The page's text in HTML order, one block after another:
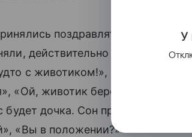
поздравлять Рудковскую
действительно ли она
с животиком!», «Яночка, вас
«Ой, животик беременный вы
будет дочка. Сон приснился с
«Вы в положении?»
У